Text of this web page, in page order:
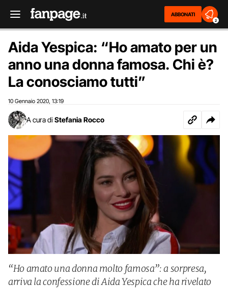
ABBONATI
2
Aida Yespica: “Ho amato per un
anno una donna famosa. Chi è?
La conosciamo tutti”
10 Gennaio 2020 13:19
A cura di Stefania Rocco
“Ho amato una donna molto famosa”: a sorpresa,
arriva la confessione di Aida Yespica che ha rivelato